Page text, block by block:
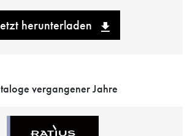
herunterladen
vergangener Jahre